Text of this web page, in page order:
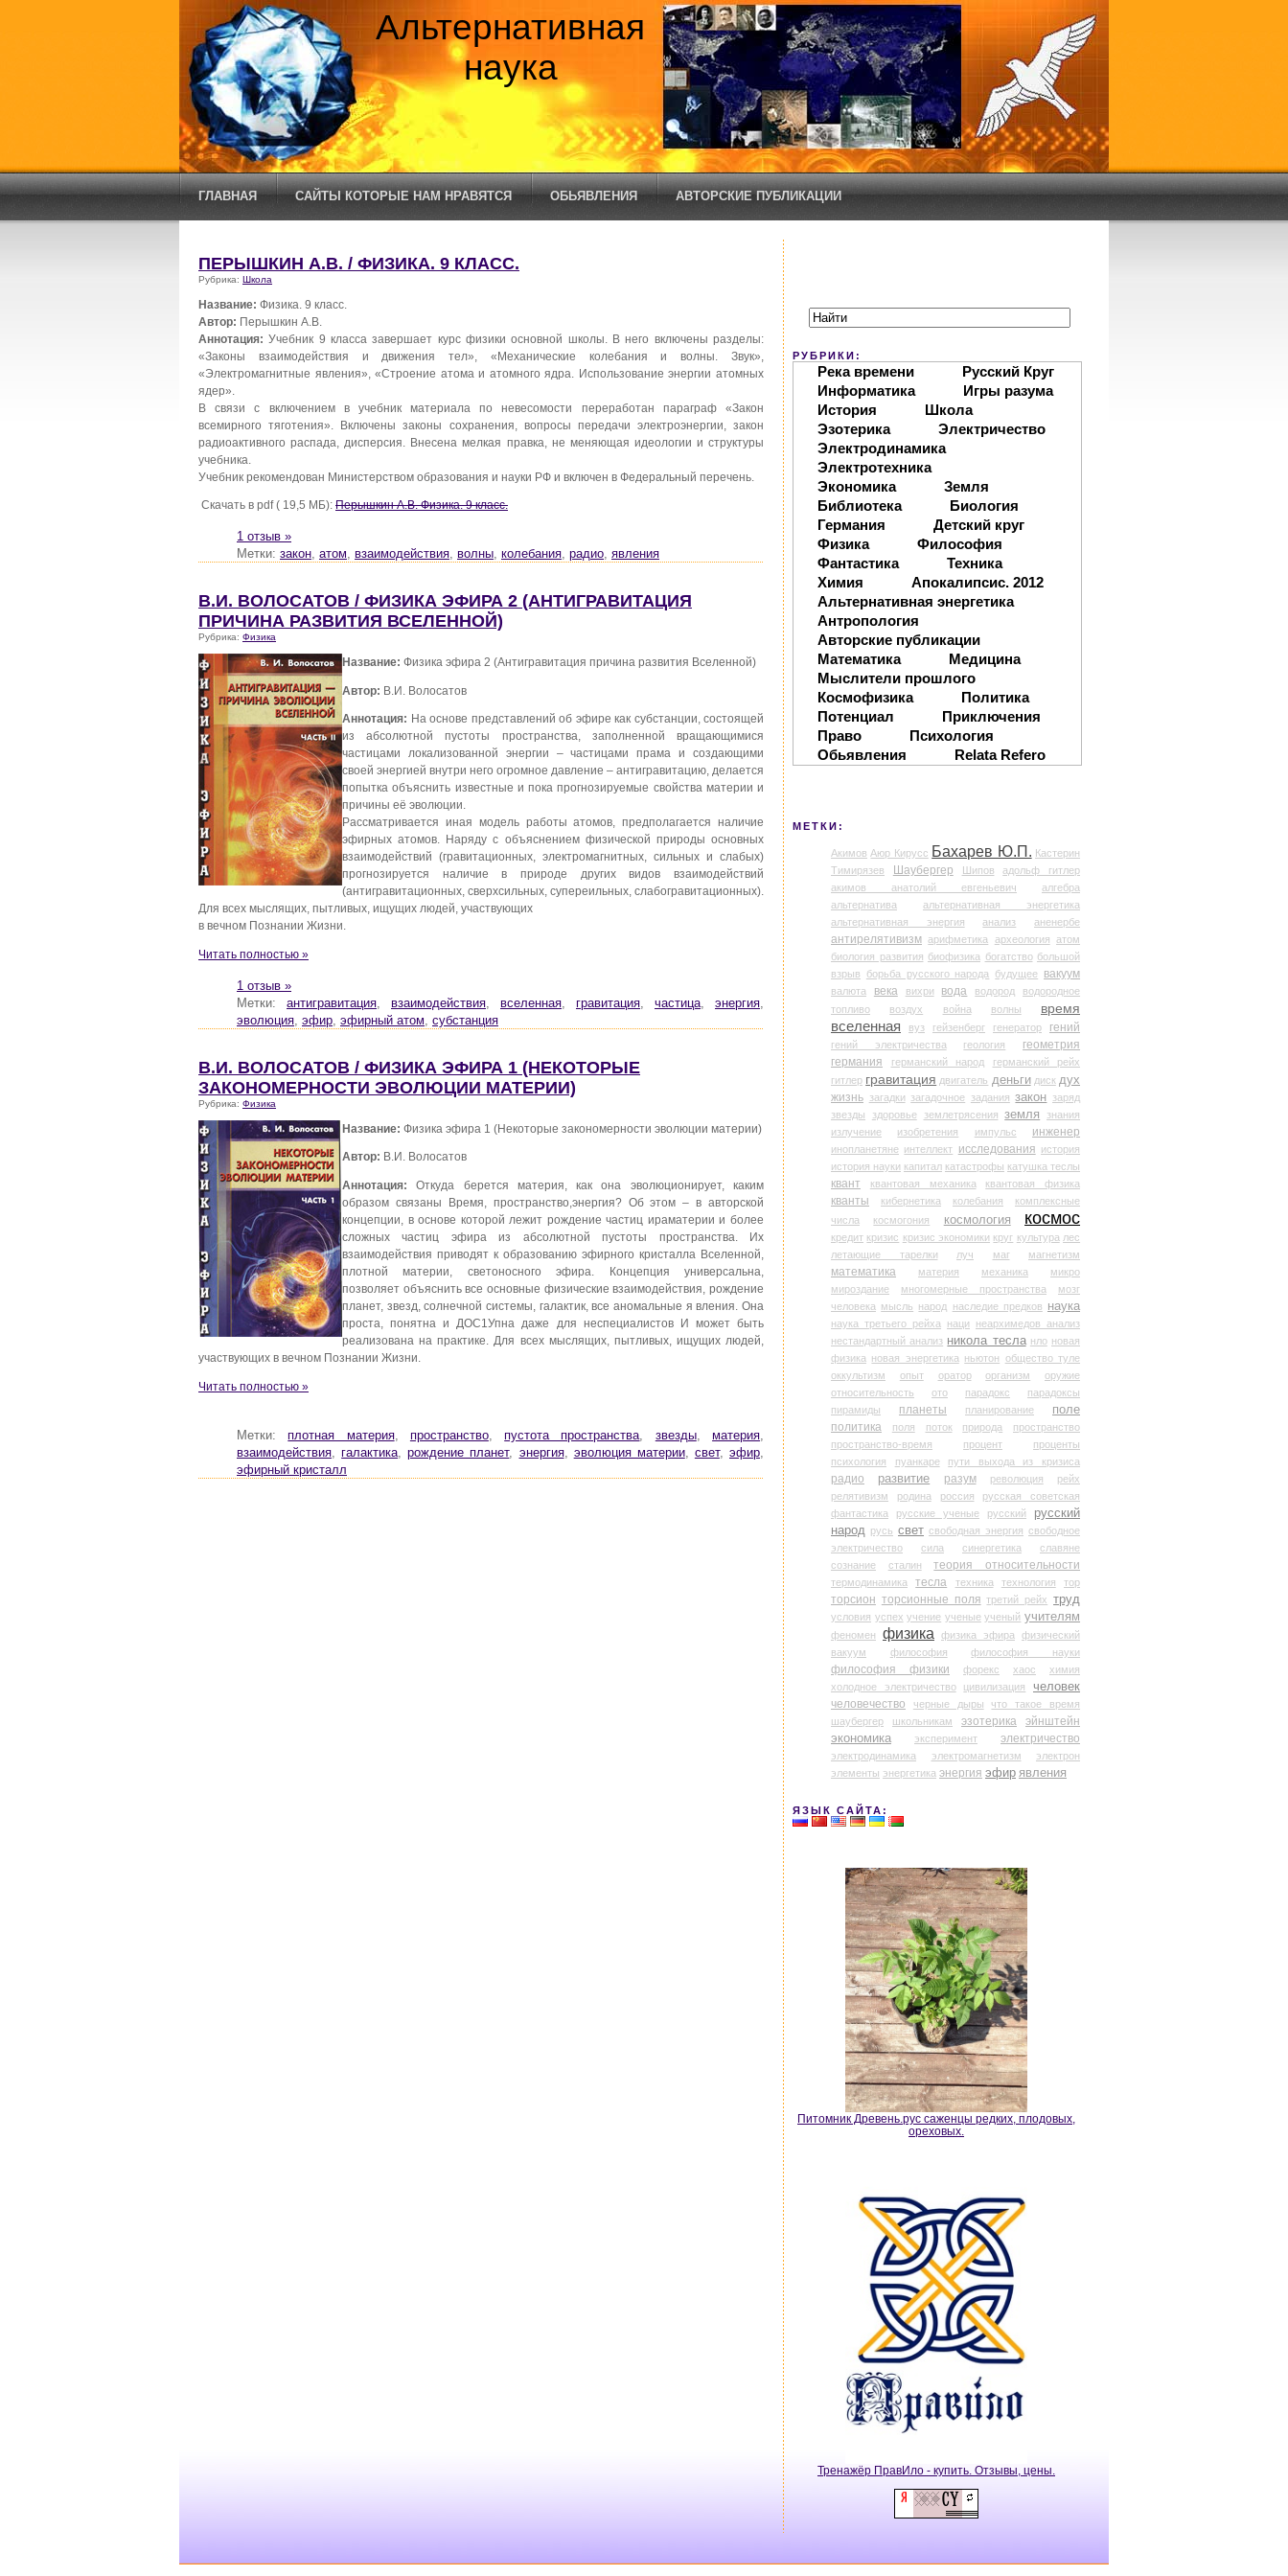
Альтернативная
наука
ГЛАВНАЯ САЙТЫ КОТОРЫЕ НАМ НРАВЯТСЯ ОБЬЯВЛЕНИЯ АВТОРСКИЕ ПУБЛИКАЦИИ
ПЕРЫШКИН А.В. / ФИЗИКА. 9 КЛАСС.
Рубрика: Школа
Название: Физика. 9 класс.
Автор: Перышкин А.В.
Аннотация: Учебник 9 класса завершает курс физики основной школы. В него включены разделы:
«Законы взаимодействия и движения тел», «Механические колебания и волны. Звук»,
«Электромагнитные явления», «Строение атома и атомного ядра. Использование энергии атомных
ядер».
В связи с включением в учебник материала по невесомости переработан параграф «Закон
всемирного тяготения». Включены законы сохранения, вопросы передачи электроэнергии, закон
радиоактивного распада, дисперсия. Внесена мелкая правка, не меняющая идеологии и структуры
учебника.
Учебник рекомендован Министерством образования и науки РФ и включен в Федеральный перечень.
Скачать в pdf ( 19,5 МБ): Перышкин А.В. Физика. 9 класс.
1 отзыв »
Метки: закон, атом, взаимодействия, волны, колебания, радио, явления
В.И. ВОЛОСАТОВ / ФИЗИКА ЭФИРА 2 (АНТИГРАВИТАЦИЯ
ПРИЧИНА РАЗВИТИЯ ВСЕЛЕННОЙ)
Рубрика: Физика
Название: Физика эфира 2 (Антигравитация причина развития Вселенной)
Автор: В.И. Волосатов
Аннотация: На основе представлений об эфире как субстанции, состоящей
из абсолютной пустоты пространства, заполненной вращающимися
частицами локализованной энергии – частицами прама и создающими
своей энергией внутри него огромное давление – антигравитацию, делается
попытка объяснить известные и пока прогнозируемые свойства материи и
причины её эволюции.
Рассматривается иная модель работы атомов, предполагается наличие
эфирных атомов. Наряду с объяснением физической природы основных
взаимодействий (гравитационных, электромагнитных, сильных и слабых)
прогнозируется наличие в природе других видов взаимодействий
(антигравитационных, сверхсильных, супереильных, слабогравитационных).
Для всех мыслящих, пытливых, ищущих людей, участвующих
в вечном Познании Жизни.
Читать полностью »
1 отзыв »
Метки: антигравитация, взаимодействия, вселенная, гравитация, частица, энергия,
эволюция, эфир, эфирный атом, субстанция
В.И. ВОЛОСАТОВ / ФИЗИКА ЭФИРА 1 (НЕКОТОРЫЕ
ЗАКОНОМЕРНОСТИ ЭВОЛЮЦИИ МАТЕРИИ)
Рубрика: Физика
Название: Физика эфира 1 (Некоторые закономерности эволюции материи)
Автор: В.И. Волосатов
Аннотация: Откуда берется материя, как она эволюционирует, каким
образом связаны Время, пространство,энергия? Об этом – в авторской
концепции, в основе которой лежит рождение частиц ираматерии и более
сложных частиц эфира из абсолютной пустоты пространства. Их
взаимодействия приводят к образованию эфирного кристалла Вселенной,
плотной материи, светоносного эфира. Концепция универсальна,
позволяет объяснить все основные физические взаимодействия, рождение
планет, звезд, солнечной системы, галактик, все аномальные я вления. Она
проста, понятна и ДОС1Упна даже для неспециалистов И может быть
реализована на практике. Для всех мыслящих, пытливых, ищущих людей,
участвующих в вечном Познании Жизни.
Читать полностью »
Метки:плотная материя, пространство,пустота пространства звезды,материя
взаимодействия ,галактика ,рождение планет, энергия, эволюция материи, свет, эфир
эфирный кристалл
РУБРИКИ:
Река времени
Русский Круг
Информатика
Игры разума
История
Школа
Эзотерика
Электричество
Электродинамика
Электротехника
Экономика
Земля
Библиотека
Биология
Германия
Детский круг
Физика
Философия
Фантастика
Техника
Химия
Апокалипсис. 2012
Альтернативная энергетика
Антропология
Авторские публикации
Математика
Медицина
Мыслители прошлого
Космофизика
Политика
Потенциал
Приключения
Право
Психология
Обьявления
Relata Refero
МЕТКИ:
Акимов Аюр Кирусс Бахарев Ю.П. Кастерин
Тимирязев
Шаубергер Шипов
адольф гитлер
акимов анатолий евгеньевич
алгебра
альтернатива
альтернативная энергетика
альтернативная энергия
анализ аненербе
антирелятивизм арифметика археология атом
биология развития биофизика богатство большой
взрыв
борьба русского народа будущее вакуум
валюта века вихри вода водород
водородное
топливо
воздух война волны
время
вселенная
вуз гейзенберг генератор гений
гений электричества геология
геометрия
германия
германский народ
германский рейх
гитлер гравитация двигатель деньги диск дух
жизнь загадки загадочное задания закон заряд
звезды
здоровье землетрясения земля
знания
излучение
изобретения импульс инженер
инопланетяне интеллект исследования история
история науки капитал катастрофы катушка теслы
квант квантовая механика квантовая физика
кванты кибернетика колебания
комплексные
числа
космогония космология космос
кредит кризис кризис экономики круг культура лес
летающие тарелки
луч маг магнетизм
математика материя механика
микро
мироздание
многомерные пространства
мозг
человека мысль народ наследие предков наука
наука третьего рейха наци
неархимедов анализ
нестандартный анализ никола тесла нло новая
физика новая энергетика ньютон общество туле
оккультизм
опыт оратор организм
оружие
относительность
ото парадокс
парадоксы
пирамиды
планеты планирование
поле
политика
поля поток природа
пространство
пространство-время
процент
проценты
психология
пуанкаре пути выхода из кризиса
радио развитие разум революция
рейх
релятивизм
родина россия
русская советская
фантастика
русские ученые русский
русский
народ русь свет свободная энергия свободное
электричество
сила синергетика
славяне
сознание
сталин теория относительности
термодинамика тесла техника технология тор
торсион торсионные поля третий рейх труд
условия успех учение ученые ученый учителям
феномен физика физика эфира
физический
вакуум
философия философия науки
философия физики форекс хаос
химия
холодное электричество
цивилизация человек
человечество черные дыры
что такое время
шаубергер
школьникам эзотерика
эйнштейн
экономика
эксперимент электричество
электродинамика электромагнетизм
электрон
элементы энергетика энергия эфир явления
ЯЗЫК САЙТА:
Питомник Древень.рус саженцы редких, плодовых,
ореховых.
Тренажёр ПравИло - купить. Отзывы, цены.